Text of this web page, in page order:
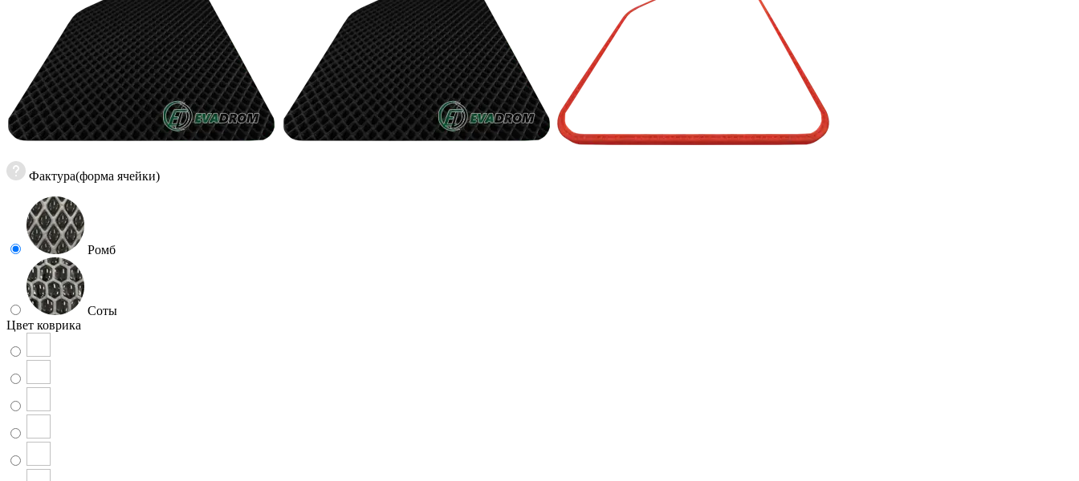
Фактура(форма ячейки)
Ромб
Соты
Цвет коврика